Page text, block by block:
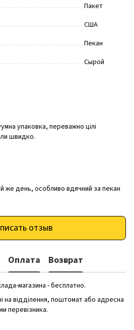
Пакет
США
Пекан
Сырой
упаковка, переважно цілі
швидко.
же день, особливо вдячний за пекан
отзыв
Оплата Возврат
магазина - бесплатно.
на відділення, поштомат або адресна
перевізника.